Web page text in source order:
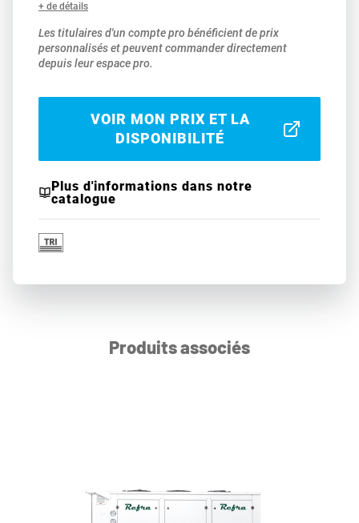
+ de détails
Les titulaires d'un compte pro bénéficient de prix
personnalisés et peuvent commander directement
depuis leur espace pro.
VOIR MON PRIX ET LA
DISPONIBILITÉ
Plus d'informations dans notre
catalogue
Produits associés